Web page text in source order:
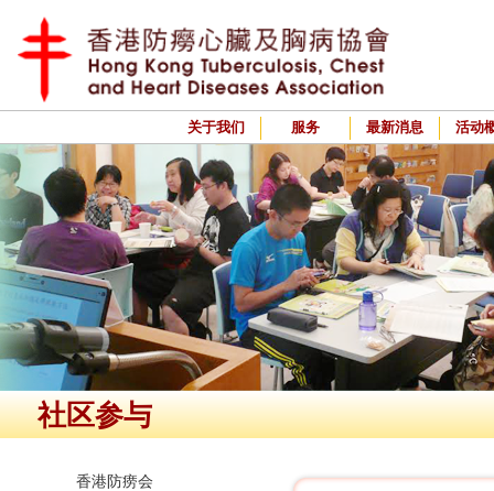
关于我们 服务 最新消息 活动
社区参与
香港防痨会